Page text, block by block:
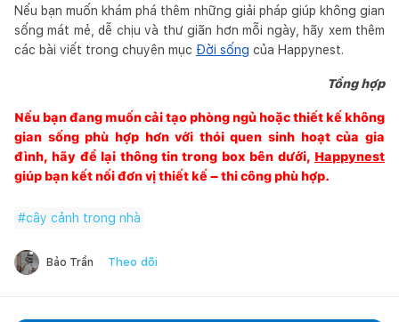
Nếu bạn muốn khám phá thêm những giải pháp giúp không gian
sống mát mẻ, dễ chịu và thư giãn hơn mỗi ngày, hãy xem thêm
các bài viết trong chuyên mục Đời sống của Happynest.
Tổng hợp
Nếu bạn đang muốn cải tạo phòng ngủ hoặc thiết kế không
gian sống phù hợp hơn với thói quen sinh hoạt của gia
đình, hãy để lại thông tin trong box bên dưới, Happynest
giúp bạn kết nối đơn vị thiết kế – thi công phù hợp.
#cây cảnh trong nhà
Bảo Trần Theo dõi